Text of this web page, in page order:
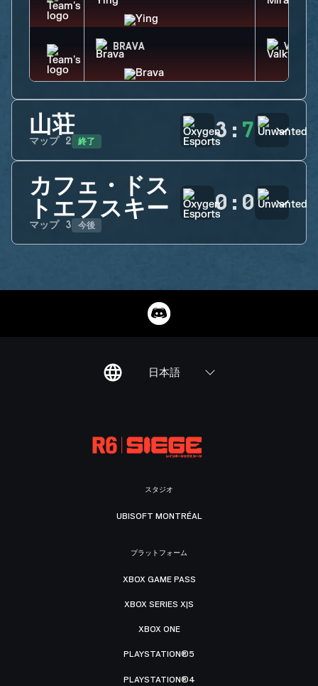
BRAVA
山荘
マップ 2 終了 3 : 7
カフェ・ドス
トエフスキー
マップ 3 今後
0 : 0
日本語
スタジオ
UBISOFT MONTRÉAL
プラットフォーム
XBOX GAME PASS
XBOX SERIES X|S
XBOX ONE
PLAYSTATION®5
PLAYSTATION®4